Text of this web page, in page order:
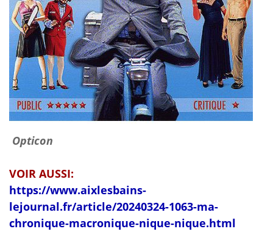
Opticon
VOIR AUSSI:
https://www.aixlesbains-
lejournal.fr/article/20240324-1063-ma-
chronique-macronique-nique-nique.html